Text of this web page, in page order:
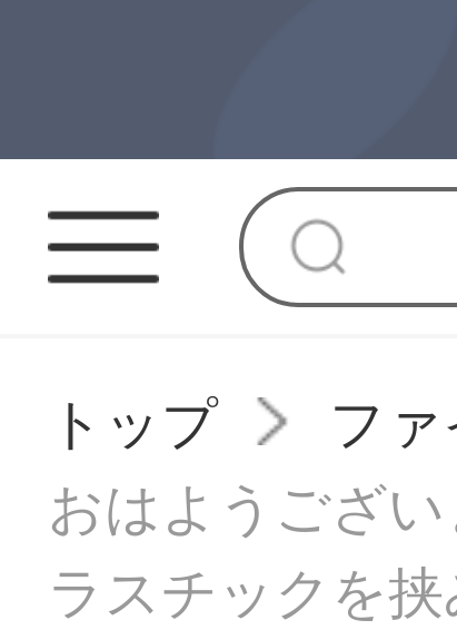
トップ
フ
おはようござ
ラスチックを挟